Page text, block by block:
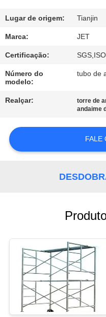
ENTRE
EM
CONTATO
PEÇA
UMAS
CITAÇÕES
PRIVACY
POLICY
Lugar de origem: Tianjin
Marca: JET
Certificação:
Número do
modelo:
tubo de
Realçar: torre de
andaime
FALE